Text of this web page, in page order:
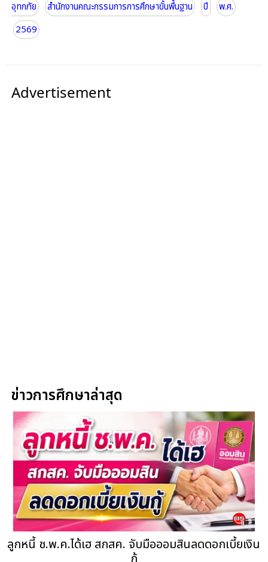
อุทกภัย สำนักงานคณะกรรมการการศึกษาขั้นพื้นฐาน ปี
พ.ศ.
2569
Advertisement
ข่าวการศึกษาล่าสุด
ลูกหนี้ ช.พ.ค.ได้เฮ สกสค. จับมือออมสินลดดอกเบี้ยเงิน